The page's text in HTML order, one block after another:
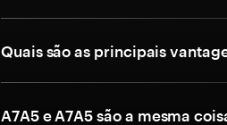
Quais são as principais
A7A5 e A7A5 são a mesma